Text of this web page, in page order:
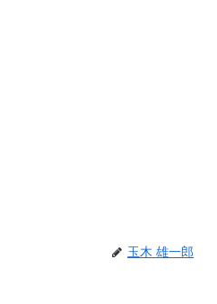
玉木 雄一郎